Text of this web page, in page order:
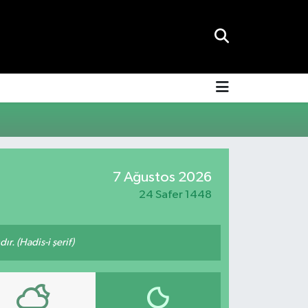
7 Ağustos 2026
24 Safer 1448
(Hadis-i şerif)